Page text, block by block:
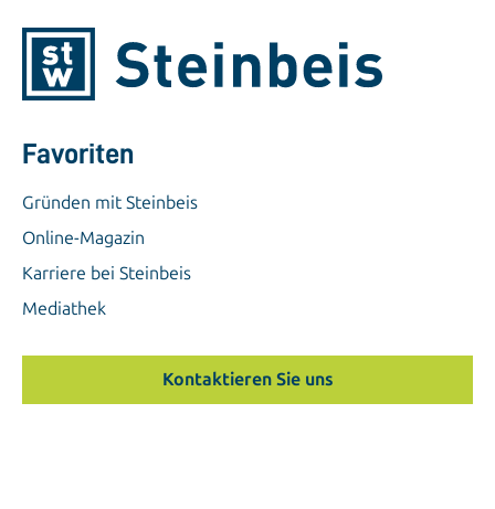
Favoriten
Gründen mit Steinbeis
Online-Magazin
Karriere bei Steinbeis
Mediathek
Kontaktieren Sie uns